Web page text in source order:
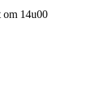
om 14u00